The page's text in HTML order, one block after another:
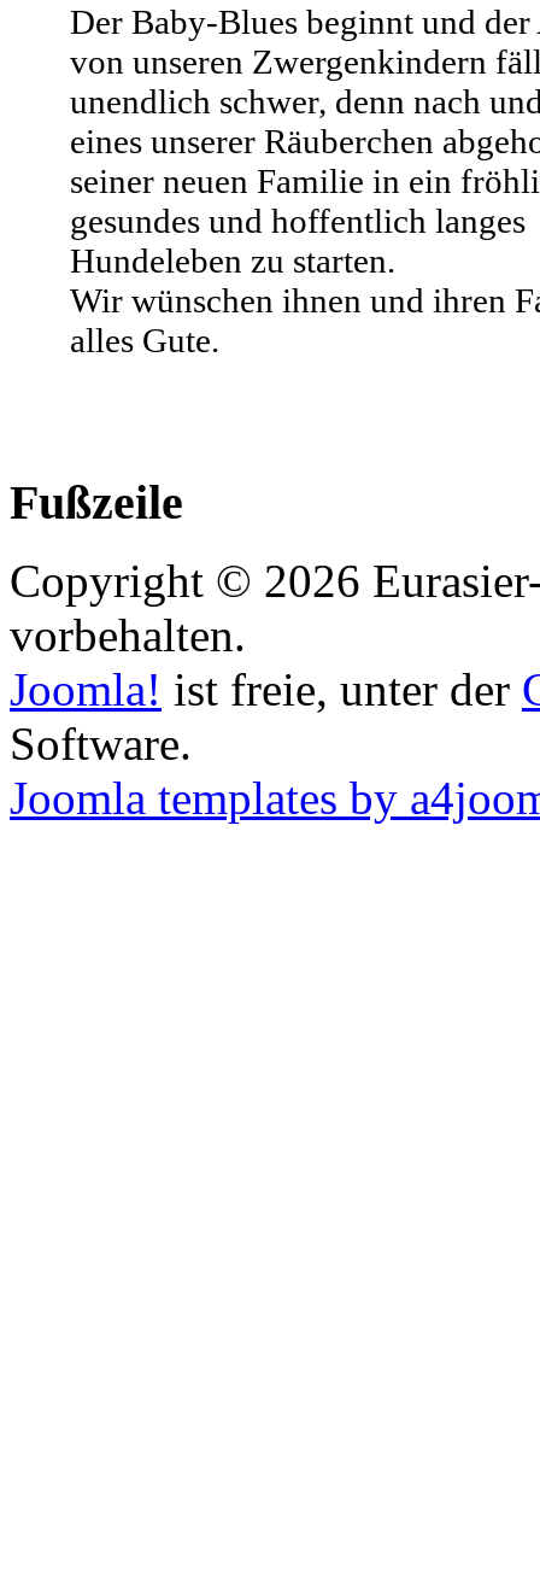
Der Baby-Blues beginnt und der
von unseren Zwergenkindern
unendlich schwer, denn nach
eines unserer Räuberchen
seiner neuen Familie in ein
gesundes und hoffentlich langes
Hundeleben zu starten.
Wir wünschen ihnen und ihren
alles Gute.
Fußzeile
Copyright © 2026
vorbehalten.
Joomla! ist freie, unter der
Software.
Joomla templates by